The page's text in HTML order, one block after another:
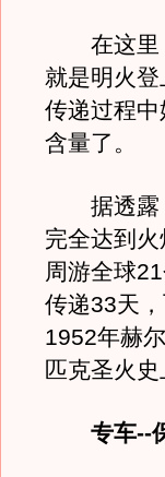
在这里，
就是明火
传递过程
含量了。
据透露，
完全达到
周游全球
传递33天
1952年赫
匹克圣火史
专车--